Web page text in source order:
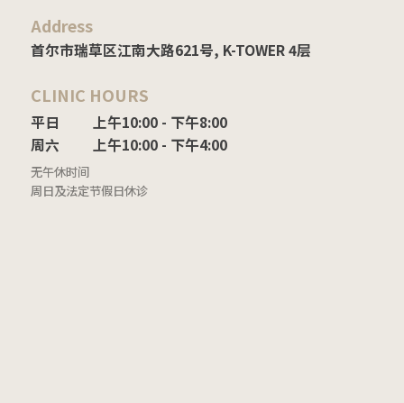
Address
首尔市瑞草区江南大路621号, K-TOWER 4层
CLINIC HOURS
平日
周六
上午10:00 - 下午8:00
上午10:00 - 下午4:00
无午休时间
周日及法定节假日休诊